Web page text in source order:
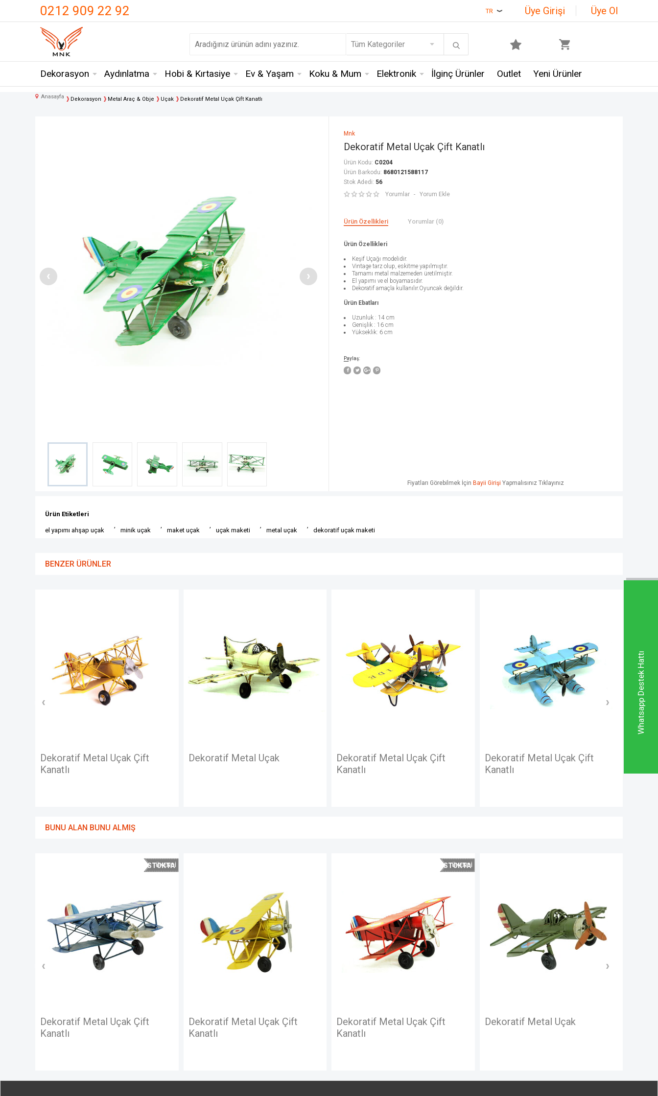
Whatsapp Destek Hattı
0212 909 22 92 TR Üye Girişi Üye Ol
Dekorasyon Aydınlatma Hobi & Kırtasiye Ev & Yaşam Koku & Mum Elektronik İlginç Ürünler Outlet Yeni Ürünler
Anasayfa Dekorasyon Metal Araç & Obje Uçak Dekoratif Metal Uçak Çift Kanatlı
Mnk
Dekoratif Metal Uçak Çift Kanatlı
Ürün Kodu: C0204
Ürün Barkodu: 8680121588117
Stok Adedi: 56
Yorumlar
Yorum Ekle
Fiyatları Görebilmek İçin Bayii Girişi Yapmalısınız Tıklayınız
Ürün Özellikleri Yorumlar (0)
Ürün Özellikleri
Keşif Uçağı modelidir.
Vintage tarz olup, eskitme yapılmıştır.
Tamamı metal malzemeden üretilmiştir.
El yapımı ve el boyamasıdır.
Dekoratif amaçla kullanılır.Oyuncak değildir.
Ürün Ebatları
Uzunluk : 14 cm
Genişlik : 16 cm
Yükseklik: 6 cm
Paylaş:
Ürün Etiketleri
el yapımı ahşap uçak
,
minik uçak
,
maket uçak
,
uçak maketi
,
metal uçak
,
dekoratif uçak maketi
BENZER ÜRÜNLER
Metal Uçak Çift
Dekoratif Metal Uçak
Dekoratif Metal Uçak Çift
Dekoratif Metal Uçak Çift
Dekoratif Metal
BUNU ALAN BUNU ALMIŞ
Dekoratif Metal Uçak Çift
Dekoratif Metal Uçak Çift
Dekoratif Metal Uçak Çift
Dekoratif Metal Uçak